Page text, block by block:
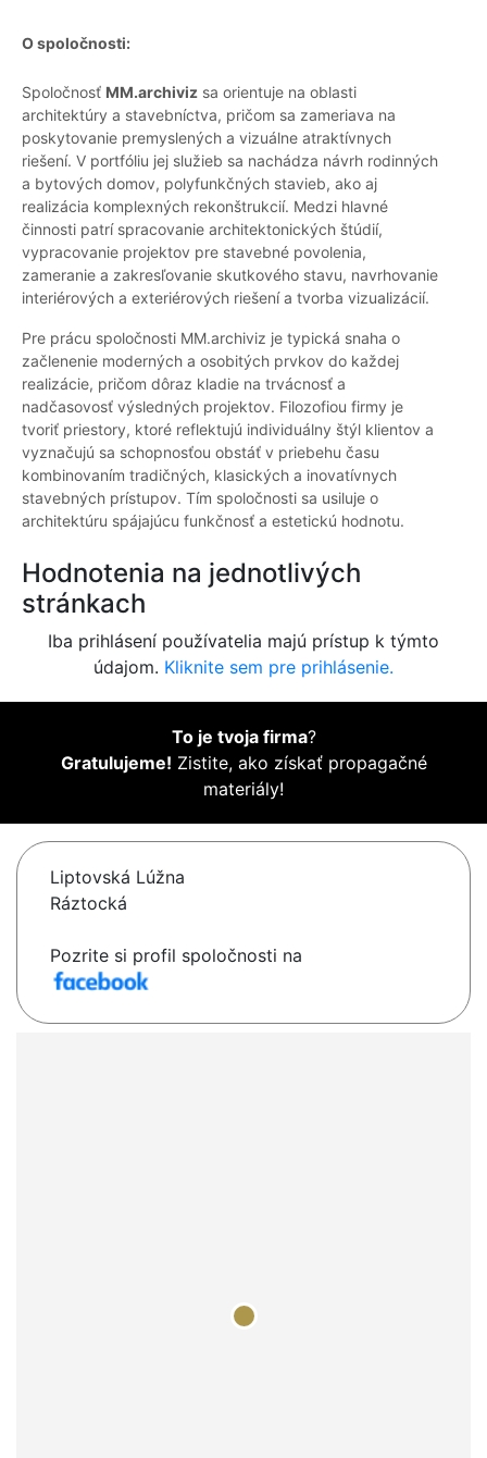
O spoločnosti:
Spoločnosť MM.archiviz sa orientuje na oblasti
architektúry a stavebníctva, pričom sa zameriava na
poskytovanie premyslených a vizuálne atraktívnych
riešení. V portfóliu jej služieb sa nachádza návrh rodinných
a bytových domov, polyfunkčných stavieb, ako aj
realizácia komplexných rekonštrukcií. Medzi hlavné
činnosti patrí spracovanie architektonických štúdií,
vypracovanie projektov pre stavebné povolenia,
zameranie a zakresľovanie skutkového stavu, navrhovanie
interiérových a exteriérových riešení a tvorba vizualizácií.
Pre prácu spoločnosti MM.archiviz je typická snaha o
začlenenie moderných a osobitých prvkov do každej
realizácie, pričom dôraz kladie na trvácnosť a
nadčasovosť výsledných projektov. Filozofiou firmy je
tvoriť priestory, ktoré reflektujú individuálny štýl klientov a
vyznačujú sa schopnosťou obstáť v priebehu času
kombinovaním tradičných, klasických a inovatívnych
stavebných prístupov. Tím spoločnosti sa usiluje o
architektúru spájajúcu funkčnosť a estetickú hodnotu.
Hodnotenia na jednotlivých
stránkach
Iba prihlásení používatelia majú prístup k týmto
údajom. Kliknite sem pre prihlásenie.
To je tvoja firma?
Gratulujeme! Zistite, ako získať propagačné
materiály!
Liptovská Lúžna
Ráztocká
Pozrite si profil spoločnosti na